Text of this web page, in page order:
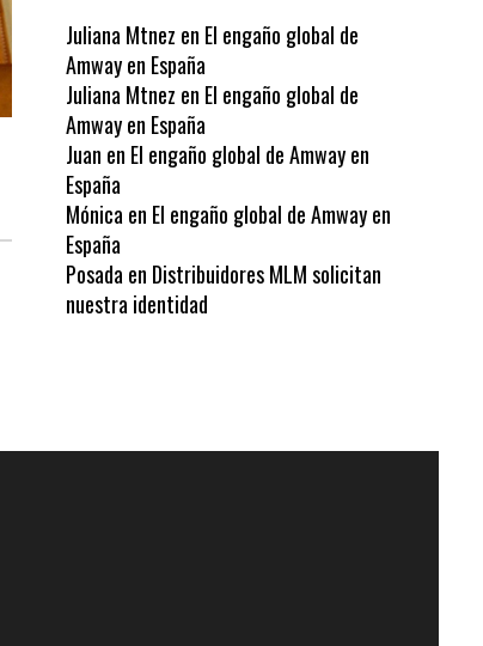
Juliana Mtnez en El engaño global de
Amway en España
Juliana Mtnez en El engaño global de
Amway en España
Juan en El engaño global de Amway en
España
Mónica en El engaño global de Amway en
España
Posada en Distribuidores MLM solicitan
nuestra identidad